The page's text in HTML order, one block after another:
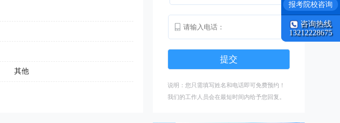
其他
说明：您只需填写姓名和电话即可免费预约！
我们的工作人员会在最短时间内给予您回复。
报考院校咨询
咨询热线
13212228675